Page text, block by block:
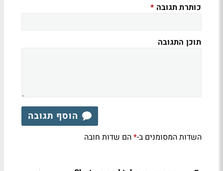
כותרת תגובה *
תוכן התגובה
הוסף תגובה
השדות המסומנים ב-*הם שדות חובה